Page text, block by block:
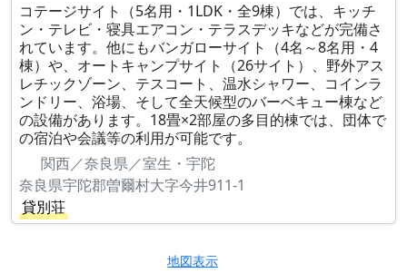
コテージサイト（5名用・1LDK・全9棟）では、キッチ
ン・テレビ・寝具エアコン・テラスデッキなどが完備さ
れています。他にもバンガローサイト（4名～8名用・4
棟）や、オートキャンプサイト（26サイト）、野外アス
レチックゾーン、テスコート、温水シャワー、コインラ
ンドリー、浴場、そして全天候型のバーベキュー棟など
の設備があります。18畳×2部屋の多目的棟では、団体で
の宿泊や会議等の利用が可能です。
関西／奈良県／室生・宇陀
奈良県宇陀郡曽爾村大字今井911-1
貸別荘
地図表示